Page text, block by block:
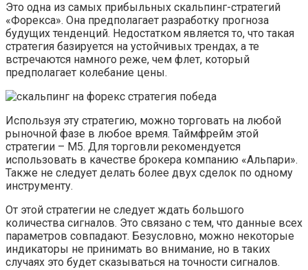
Это одна из самых прибыльных скальпинг-стратегий
«Форекса». Она предполагает разработку прогноза
будущих тенденций. Недостатком является то, что такая
стратегия базируется на устойчивых трендах, а те
встречаются намного реже, чем флет, который
предполагает колебание цены.
Используя эту стратегию, можно торговать на любой
рыночной фазе в любое время. Таймфрейм этой
стратегии – М5. Для торговли рекомендуется
использовать в качестве брокера компанию «Альпари».
Также не следует делать более двух сделок по одному
инструменту.
От этой стратегии не следует ждать большого
количества сигналов. Это связано с тем, что данные всех
параметров совпадают. Безусловно, можно некоторые
индикаторы не принимать во внимание, но в таких
случаях это будет сказываться на точности сигналов.